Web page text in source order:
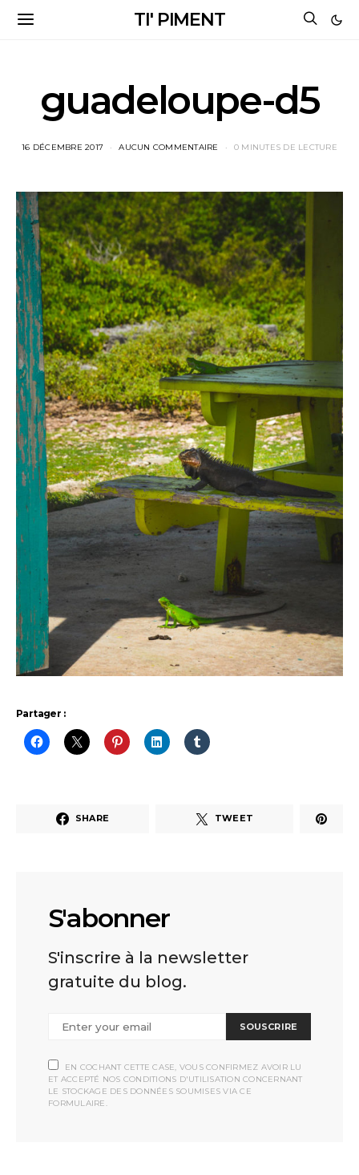
TI' PIMENT
guadeloupe-d5
16 DÉCEMBRE 2017 AUCUN COMMENTAIRE 0 MINUTES DE LECTURE
Partager :
SHARE TWEET
S'abonner
S'inscrire à la newsletter
gratuite du blog.
SOUSCRIRE
EN COCHANT CETTE CASE, VOUS CONFIRMEZ AVOIR LU
ET ACCEPTÉ NOS CONDITIONS D'UTILISATION CONCERNANT
LE STOCKAGE DES DONNÉES SOUMISES VIA CE
FORMULAIRE.